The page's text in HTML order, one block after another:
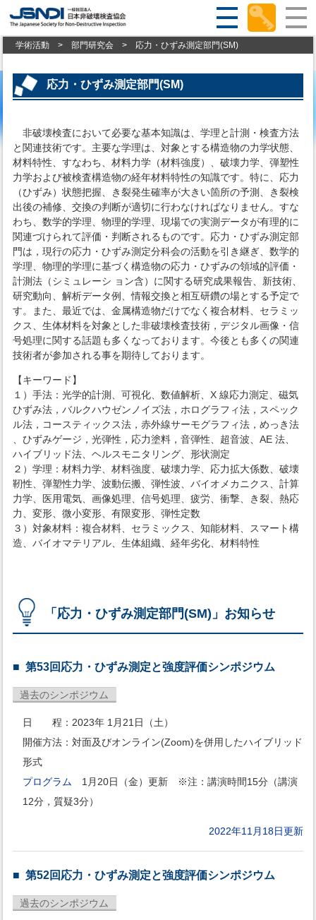
学術活動 > 部門研究会 > 応力・ひずみ測定部門(SM)
応力・ひずみ測定部門(SM)
非破壊検査において必要な基本知識は、学理と計測・検査方法
と関連技術です。主要な学理は、対象とする構造物の力学状態、
材料特性、すなわち、材料力学（材料強度）、破壊力学、弾塑性
力学および被検査構造物の経年材料特性の知識です。特に、応力
（ひずみ）状態把握、き裂発生確率が大きい箇所の予測、き裂検
出後の補修、交換の判断が適切に行わなければなりません。すな
わち、数学的学理、物理的学理、現場での実測データが有理的に
関連づけられて評価・判断されるものです。応力・ひずみ測定部
門は，現行の応力・ひずみ測定分科会の活動を引き継ぎ、数学的
学理、物理的学理に基づく構造物の応力・ひずみの領域的評価・
計測法（シミュレーシ ョン含）に関する研究成果報告、新技術、
研究動向、解析データ例、情報交換と相互研鑽の場とする予定で
す。また、最近では、金属構造物だけでなく複合材料、セラミッ
クス、生体材料を対象とした非破壊検査技術，デジタル画像・信
号処理に関する話題も多くなっております。今後とも多くの関連
技術者が参加される事を期待しております。
【キーワード】
１）手法：光学的計測、可視化、数値解析、X 線応力測定、磁気
ひずみ法，バルクハウゼンノイズ法，ホログラフィ法，スペック
ル法，コースティックス法，赤外線サーモグラフィ法，めっき法
、ひずみゲージ，光弾性，応力塗料，音弾性、超音波、AE 法、
ハイブリッド法、ヘルスモニタリング、形状測定
２）学理：材料力学、材料強度、破壊力学、応力拡大係数、破壊
靭性、弾塑性力学、波動伝搬、弾性波、バイオメカニクス、計算
力学、医用電気、画像処理、信号処理、疲労、衝撃、き裂、熱応
力、変形、微小変形、有限変形、弾性定数
３）対象材料：複合材料、セラミックス、知能材料、スマート構
造、バイオマテリアル、生体組織、経年劣化、材料特性
「応力・ひずみ測定部門(SM)」お知らせ
第53回応力・ひずみ測定と強度評価シンポジウム
過去のシンポジウム
日 程：2023年 1月21日（土）
開催方法：対面及びオンライン(Zoom)を併用したハイブリッド
形式
プログラム 1月20日（金）更新 ※注：講演時間15分（講演
12分，質疑3分）
2022年11月18日更新
第52回応力・ひずみ測定と強度評価シンポジウム
過去のシンポジウム